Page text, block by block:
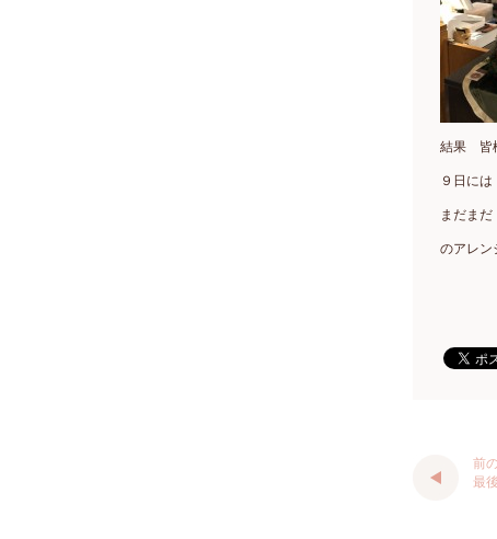
結果 皆
９日に
まだま
のアレン
前
最